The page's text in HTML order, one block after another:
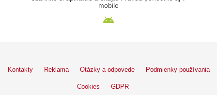
mobile
Kontakty Reklama Otázky a odpovede Podmienky používania
Cookies GDPR